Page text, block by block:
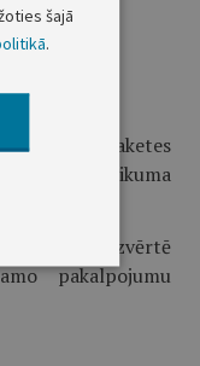
paketes
nolikuma
izvērtē
pakalpojumu
šajā
.